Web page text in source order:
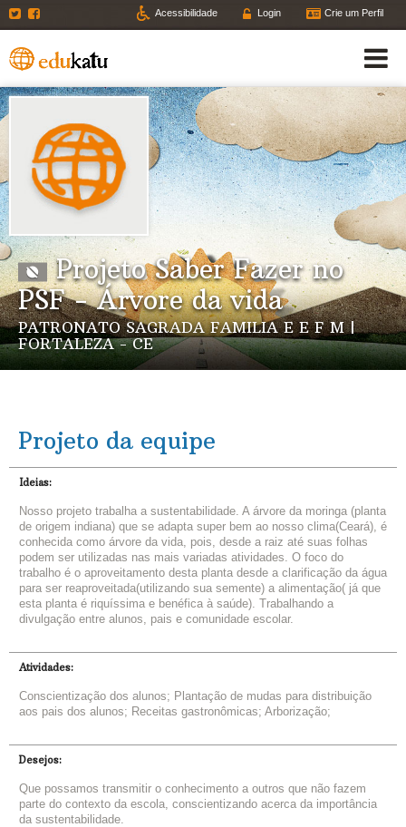
Twitter Acessibilidade Login Crie um Perfil
Projeto Saber Fazer no
PSF - Árvore da vida
PATRONATO SAGRADA FAMILIA E E F M |
FORTALEZA - CE
Projeto da equipe
Ideias:
Nosso projeto trabalha a sustentabilidade. A árvore da moringa (planta
de origem indiana) que se adapta super bem ao nosso clima(Ceará), é
conhecida como árvore da vida, pois, desde a raiz até suas folhas
podem ser utilizadas nas mais variadas atividades. O foco do
trabalho é o aproveitamento desta planta desde a clarificação da água
para ser reaproveitada(utilizando sua semente) a alimentação( já que
esta planta é riquíssima e benéfica à saúde). Trabalhando a
divulgação entre alunos, pais e comunidade escolar.
Atividades:
Conscientização dos alunos; Plantação de mudas para distribuição
aos pais dos alunos; Receitas gastronômicas; Arborização;
Desejos:
Que possamos transmitir o conhecimento a outros que não fazem
parte do contexto da escola, conscientizando acerca da importância
da sustentabilidade.